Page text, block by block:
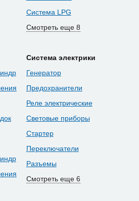
Система LPG
Смотреть еще 8
Система электрики
Генератор
Предохранители
Реле электрические
Световые приборы
Стартер
Переключатели
Разъемы
Смотреть еще 6